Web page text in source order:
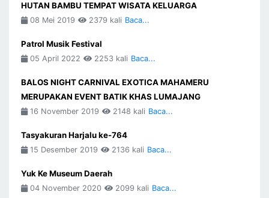
HUTAN BAMBU TEMPAT WISATA KELUARGA
08 Mei 2019 2379 kali Baca...
Patrol Musik Festival
05 April 2022 2253 kali Baca...
BALOS NIGHT CARNIVAL EXOTICA MAHAMERU
MERUPAKAN EVENT BATIK KHAS LUMAJANG
16 November 2019 2148 kali Baca...
Tasyakuran Harjalu ke-764
15 Desember 2019 2136 kali Baca...
Yuk Ke Museum Daerah
04 November 2020 2099 kali Baca...